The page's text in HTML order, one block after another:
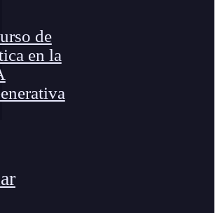
de
en la